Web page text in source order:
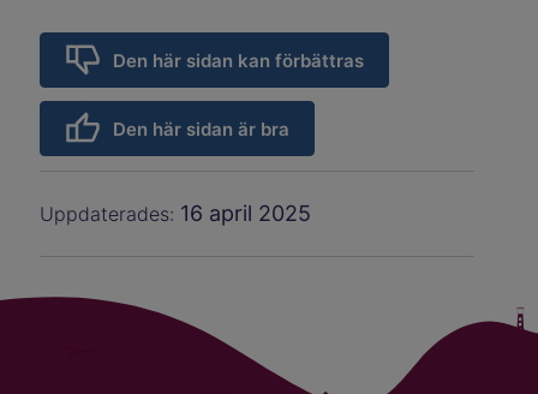
Den här sidan kan förbättras
Den här sidan är bra
Uppdaterades: 16 april 2025